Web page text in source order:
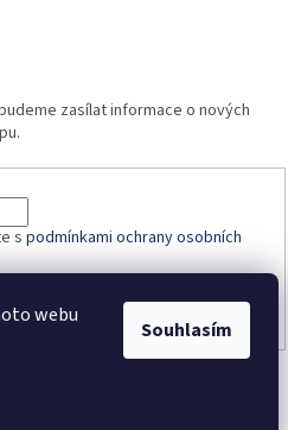
webu
Souhlasím
zasílat informace o nových
s podmínkami ochrany osobních